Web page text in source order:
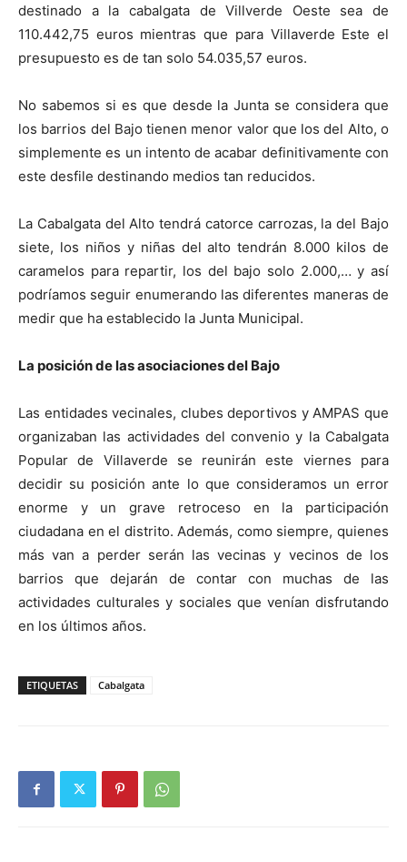
destinado a la cabalgata de Villverde Oeste sea de
110.442,75 euros mientras que para Villaverde Este el
presupuesto es de tan solo 54.035,57 euros.
No sabemos si es que desde la Junta se considera que
los barrios del Bajo tienen menor valor que los del Alto, o
simplemente es un intento de acabar definitivamente con
este desfile destinando medios tan reducidos.
La Cabalgata del Alto tendrá catorce carrozas, la del Bajo
siete, los niños y niñas del alto tendrán 8.000 kilos de
caramelos para repartir, los del bajo solo 2.000,… y así
podríamos seguir enumerando las diferentes maneras de
medir que ha establecido la Junta Municipal.
La posición de las asociaciones del Bajo
Las entidades vecinales, clubes deportivos y AMPAS que
organizaban las actividades del convenio y la Cabalgata
Popular de Villaverde se reunirán este viernes para
decidir su posición ante lo que consideramos un error
enorme y un grave retroceso en la participación
ciudadana en el distrito. Además, como siempre, quienes
más van a perder serán las vecinas y vecinos de los
barrios que dejarán de contar con muchas de las
actividades culturales y sociales que venían disfrutando
en los últimos años.
ETIQUETAS Cabalgata